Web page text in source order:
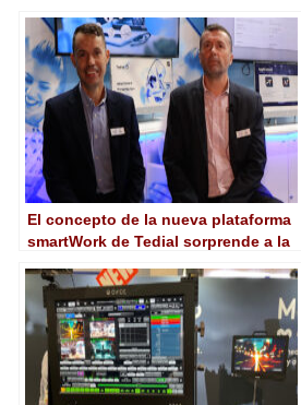
El concepto de la nueva plataforma
smartWork de Tedial sorprende a la